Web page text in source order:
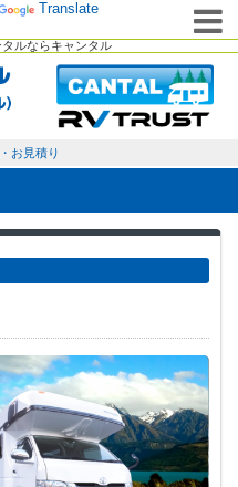
ルならキャンタル
Translate
お見積り